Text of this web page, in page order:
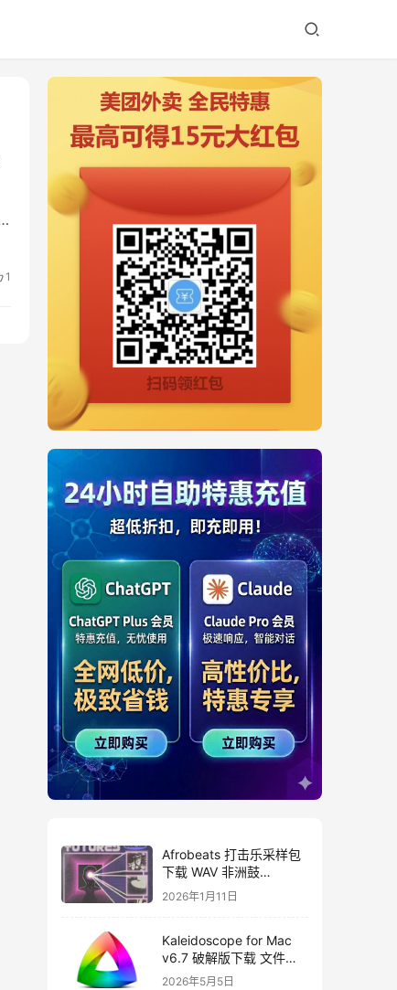
1
Afrobeats 打击乐采样包
下载 WAV 非洲鼓
Amapiano Afro House
Futures Vol 2
2026年1月11日
Kaleidoscope for Mac
v6.7 破解版下载 文件比
较工具
2026年5月5日